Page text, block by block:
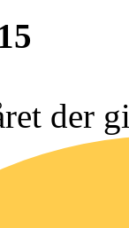
der